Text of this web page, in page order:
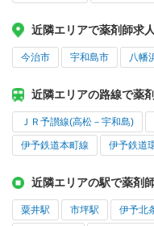
近隣エリアで薬剤師求
今治市 宇和島市 八幡
近隣エリアの路線で薬
ＪＲ予讃線(高松－宇和島)
伊予鉄道本町線 伊予鉄道
近隣エリアの駅で薬剤
粟井駅 市坪駅 伊予北